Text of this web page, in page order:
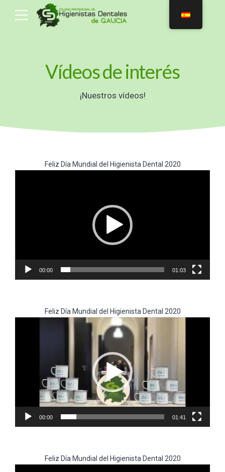
Vídeos de interés
¡Nuestros vídeos!
Feliz Día Mundial del Higienista Dental 2020
00:00 01:03
Feliz Día Mundial del Higienista Dental 2020
Reproductor
de
00:00 01:41
Feliz Día Mundial del Higienista Dental 2020